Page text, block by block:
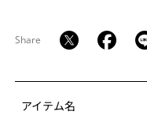
Share
アイテム名